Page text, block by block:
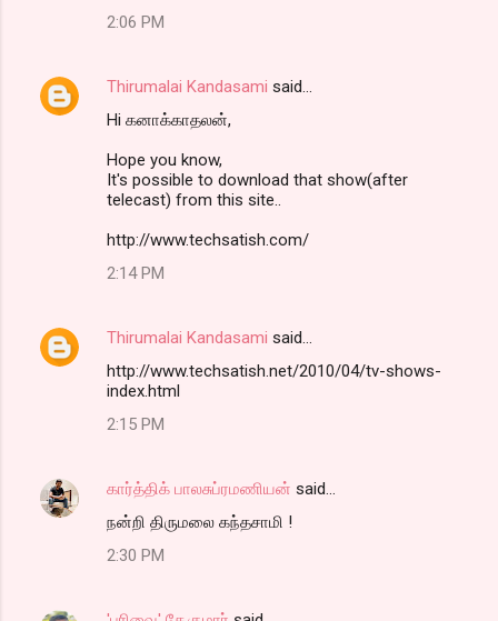
2:06 PM
Thirumalai Kandasami said…
Hi கனாக்காதலன்,
Hope you know,
It's possible to download that show(after
telecast) from this site..
http://www.techsatish.com/
2:14 PM
Thirumalai Kandasami said…
http://www.techsatish.net/2010/04/tv-shows-
index.html
2:15 PM
கார்த்திக் பாலசுப்ரமணியன் said…
நன்றி திருமலை கந்தசாமி !
2:30 PM